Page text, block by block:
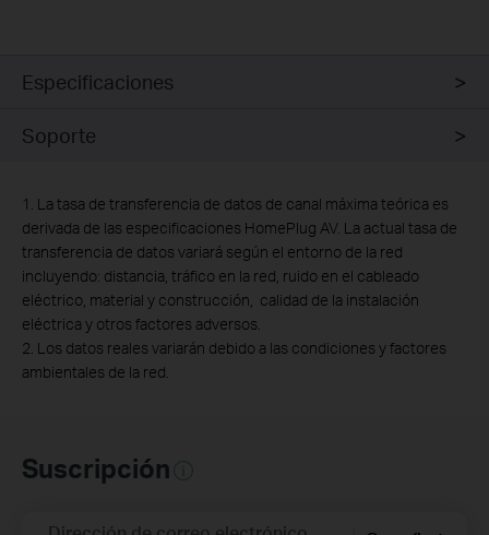
Especificaciones
Soporte
1. La tasa de transferencia de datos de canal máxima teórica es
derivada de las especificaciones HomePlug AV. La actual tasa de
transferencia de datos variará según el entorno de la red
incluyendo: distancia, tráfico en la red, ruido en el cableado
eléctrico, material y construcción, calidad de la instalación
eléctrica y otros factores adversos.
2. Los datos reales variarán debido a las condiciones y factores
ambientales de la red.
Suscripción